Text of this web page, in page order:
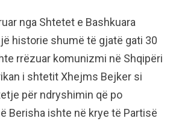
nga Shtetet e Bashkuara
historie shumë të gjatë gati 30
rrëzuar komunizmi në Shqipëri
i shtetit Xhejms Bejker si
për ndryshimin që po
Berisha ishte në krye të Partisë